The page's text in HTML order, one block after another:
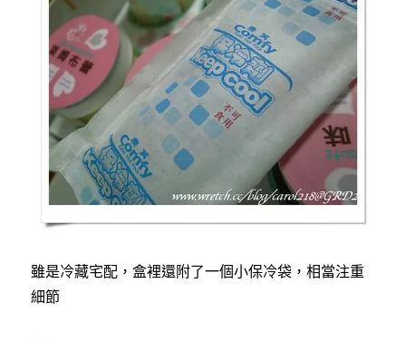
雖是冷藏宅配，盒裡還附了一個小保冷袋，相當注重
細節